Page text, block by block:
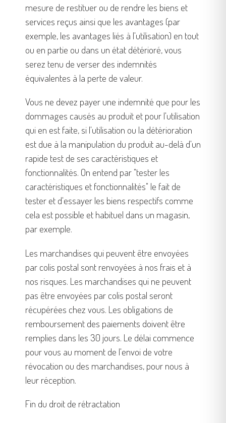
mesure de restituer ou de rendre les biens et
services reçus ainsi que les avantages (par
exemple, les avantages liés à l'utilisation) en tout
ou en partie ou dans un état détérioré, vous
serez tenu de verser des indemnités
équivalentes à la perte de valeur.
Vous ne devez payer une indemnité que pour les
dommages causés au produit et pour l'utilisation
qui en est faite, si l'utilisation ou la détérioration
est due à la manipulation du produit au-delà d'un
rapide test de ses caractéristiques et
fonctionnalités. On entend par "tester les
caractéristiques et fonctionnalités" le fait de
tester et d'essayer les biens respectifs comme
cela est possible et habituel dans un magasin,
par exemple.
Les marchandises qui peuvent être envoyées
par colis postal sont renvoyées à nos frais et à
nos risques. Les marchandises qui ne peuvent
pas être envoyées par colis postal seront
récupérées chez vous. Les obligations de
remboursement des paiements doivent être
remplies dans les 30 jours. Le délai commence
pour vous au moment de l'envoi de votre
révocation ou des marchandises, pour nous à
leur réception.
Fin du droit de rétractation